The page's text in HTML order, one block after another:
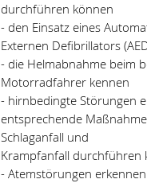
durchführen können
- den Einsatz eines
Externen Defibrillators
- die Helmabnahme beim
Motorradfahrer kennen
- hirnbedingte Störungen
entsprechende
Schlaganfall und
Krampfanfall durchführen
- Atemstörungen